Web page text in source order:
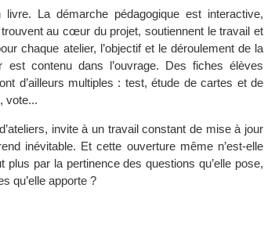
La démarche pédagogique est interactive,
au cœur du projet, soutiennent le travail et
chaque atelier, l’objectif et le déroulement de la
est contenu dans l’ouvrage. Des fiches élèves
d’ailleurs multiples : test, étude de cartes et de
vote...
invite à un travail constant de mise à jour
inévitable. Et cette ouverture même n’est-elle
par la pertinence des questions qu’elle pose,
qu’elle apporte ?